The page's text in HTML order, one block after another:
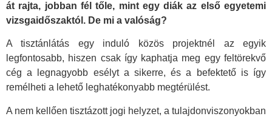
át rajta, jobban fél tőle, mint egy diák az első egyetemi
vizsgaidőszaktól. De mi a valóság?
A tisztánlátás egy induló közös projektnél az egyik
legfontosabb, hiszen csak így kaphatja meg egy feltörekvő
cég a legnagyobb esélyt a sikerre, és a befektető is így
remélheti a lehető leghatékonyabb megtérülést.
A nem kellően tisztázott jogi helyzet, a tulajdonviszonyokban